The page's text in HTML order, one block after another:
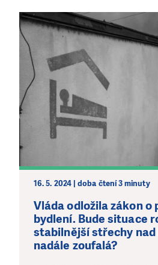
16. 5. 2024 | doba čtení 3 minuty
Vláda odložila zákon o
bydlení. Bude situace
stabilnější střechy nad
nadále zoufalá?
LÍBÍ SE VÁM, CO
Abychom mohli pomáhat
bez Vaší podpory. Ať už se
jedním darem nebo se
Klubu přátel, Vaše dary nám
kde je to nejvíce
DAROVAT